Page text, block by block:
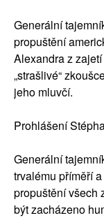
Generální
propuštění
Alexandra z
„strašlivé“
jeho mluvčí.
Prohlášení
Generální
trvalému příměří
propuštění všech
být zacházeno